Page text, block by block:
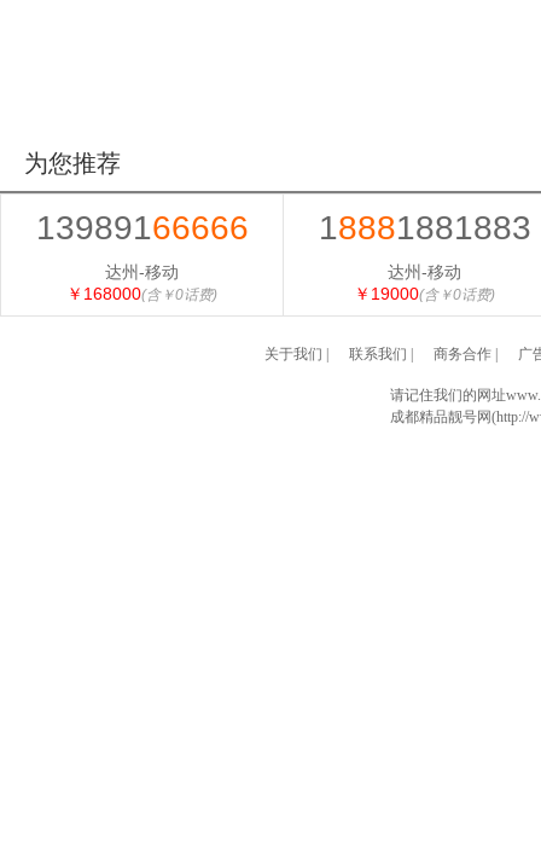
为您推荐
13989166666
达州-移动
￥168000(含￥0话费)
18881881883
达州-移动
￥19000(含￥0话费)
关于我们 联系我们 商务合作| 广
请记住我们的网址
成都精品靓号网(http://